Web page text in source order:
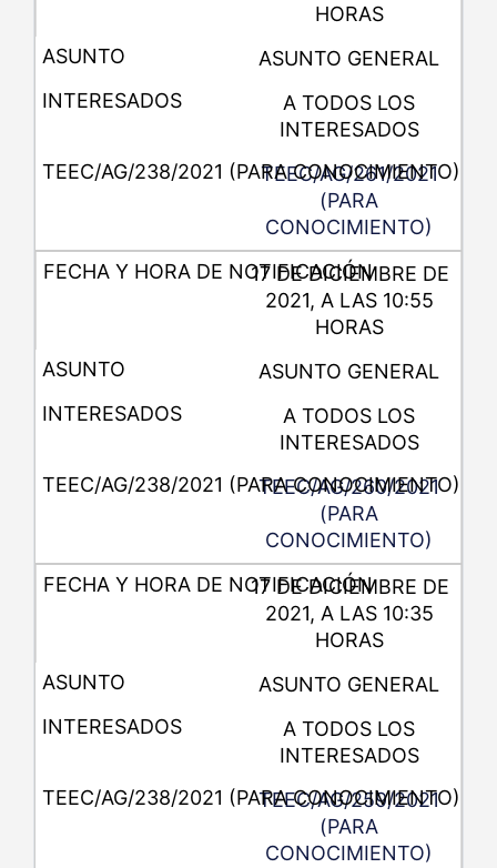
HORAS
ASUNTO GENERAL
A TODOS LOS
INTERESADOS
TEEC/AG/261/2021
(PARA
CONOCIMIENTO)
17 DE DICIEMBRE DE
2021, A LAS 10:55
HORAS
ASUNTO GENERAL
A TODOS LOS
INTERESADOS
TEEC/AG/260/2021
(PARA
CONOCIMIENTO)
17 DE DICIEMBRE DE
2021, A LAS 10:35
HORAS
ASUNTO GENERAL
A TODOS LOS
INTERESADOS
TEEC/AG/259/2021
(PARA
CONOCIMIENTO)